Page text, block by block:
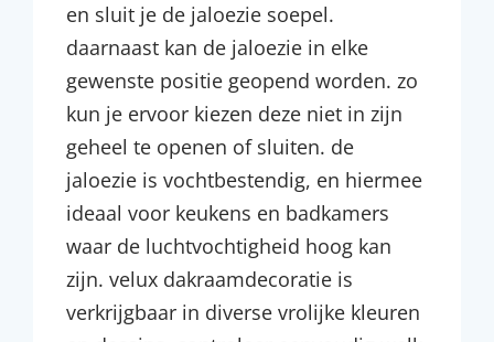
en sluit je de jaloezie soepel.
daarnaast kan de jaloezie in elke
gewenste positie geopend worden. zo
kun je ervoor kiezen deze niet in zijn
geheel te openen of sluiten. de
jaloezie is vochtbestendig, en hiermee
ideaal voor keukens en badkamers
waar de luchtvochtigheid hoog kan
zijn. velux dakraamdecoratie is
verkrijgbaar in diverse vrolijke kleuren